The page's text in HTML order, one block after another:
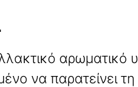
αρωματικό
να παρατείνει τη